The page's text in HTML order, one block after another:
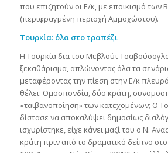
που επιζητούν οι Ε/κ, με εποικισμό των
(περιφραγμένη περιοχή Αμμοχώστου).
Τουρκία: όλα στο τραπέζι
Η Τουρκία δια του Μεβλούτ
ξεκαθάρισμα, απλώνοντας όλα τα
μεταφέροντας την πίεση στην Ε/κ
θέλει: Ομοσπονδία, δύο κράτη,
«ταιβανοποίηση» των κατεχομένων; O
δίστασε να αποκαλύψει δημοσίως
ισχυρίστηκε, είχε κάνει μαζί του ο Ν.
κράτη πριν από το δραματικό δείπνο